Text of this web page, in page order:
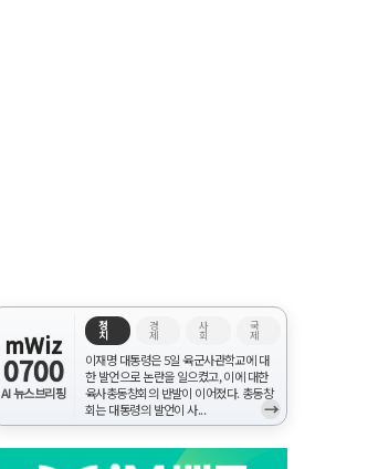
mWiz
0700
AI 뉴스브리핑
정
치
경
제
사
회
국
제
이재명 대통령은 5일 육군사관학교에 대
한 발언으로 논란을 일으켰고, 이에 대한
육사총동창회의 반발이 이어졌다. 총동창
회는 대통령의 발언이 사...
→